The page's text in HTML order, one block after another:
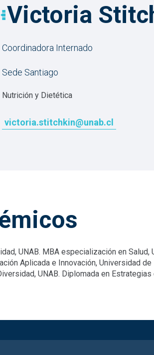
Victoria
Coordinadora Internado
Sede Santiago
Nutrición y Dietética
victoria.stitchkin@unab.cl
UNAB. MBA especialización en Salud,
Aplicada e Innovación, Universidad
UNAB. Diplomada en